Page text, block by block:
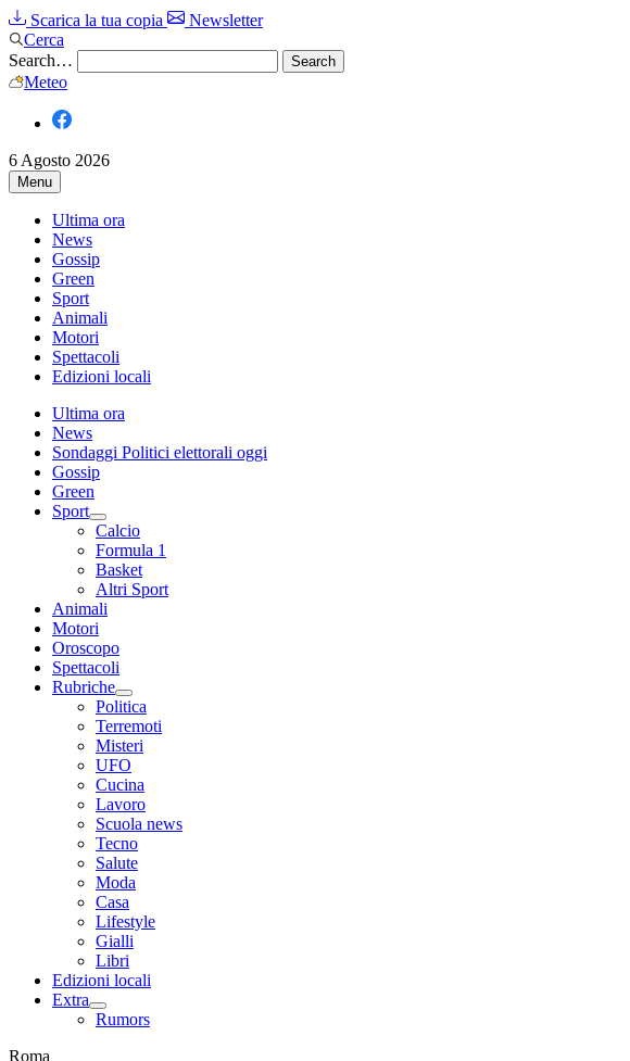
Scarica la tua copia
Newsletter
Cerca
Search…
Meteo
6 Agosto 2026
Menu
Ultima ora
News
Gossip
Green
Sport
Animali
Motori
Spettacoli
Edizioni locali
Ultima ora
News
Sondaggi Politici elettorali oggi
Gossip
Green
Sport
Calcio
Formula 1
Basket
Altri Sport
Animali
Motori
Oroscopo
Spettacoli
Rubriche
Politica
Terremoti
Misteri
UFO
Cucina
Lavoro
Scuola news
Tecno
Salute
Moda
Casa
Lifestyle
Gialli
Libri
Edizioni locali
Extra
Rumors
Roma